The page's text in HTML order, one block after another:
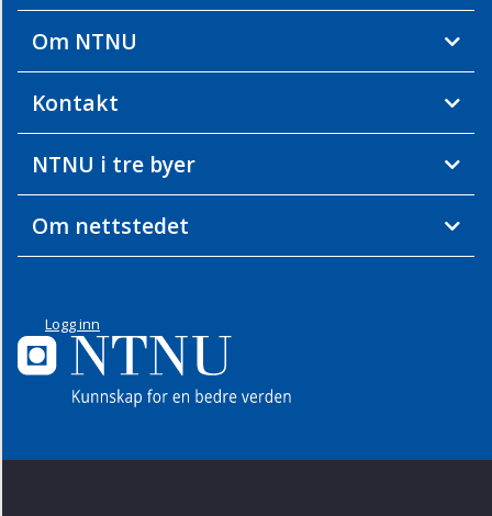
Om NTNU
Kontakt
NTNU i tre byer
Om nettstedet
Logg inn